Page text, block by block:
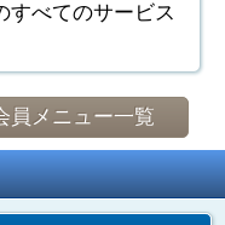
すべてのサービス
員メニュー一覧